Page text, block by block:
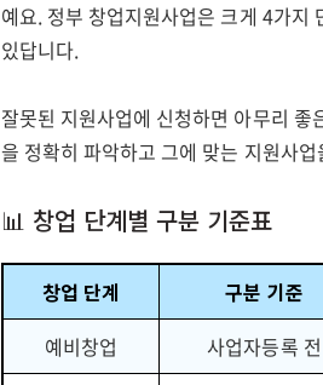
예요. 정부 창업지원사업은 크게 4가지
있답니다.
잘못된 지원사업에 신청하면 아무리
을 정확히 파악하고 그에 맞는 지원사
📊 창업 단계별 구분 기준표
창업 단계 구분 기준
예비창업
사업자등록 전